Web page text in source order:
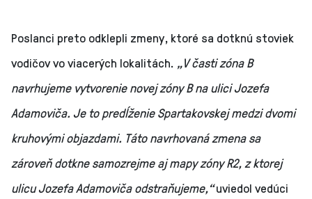
Poslanci preto odklepli zmeny, ktoré sa dotknú stoviek
vodičov vo viacerých lokalitách. „V časti zóna B
navrhujeme vytvorenie novej zóny B na ulici Jozefa
Adamoviča. Je to predĺženie Spartakovskej medzi dvomi
kruhovými objazdami. Táto navrhovaná zmena sa
zároveň dotkne samozrejme aj mapy zóny R2, z ktorej
ulicu Jozefa Adamoviča odstraňujeme,“uviedol vedúci